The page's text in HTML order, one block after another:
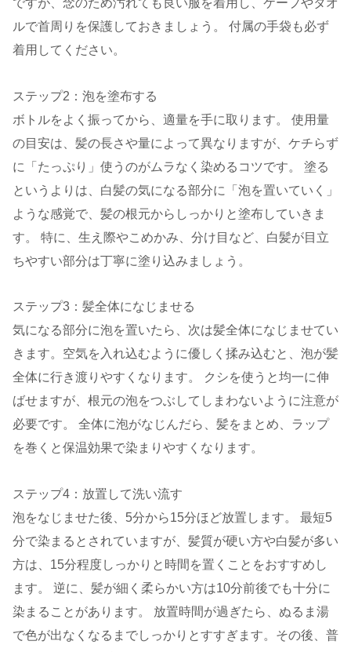
ルで首周りを保護しておきましょう。 付属の手袋も必ず
着用してください。
ステップ2：泡を塗布する
ボトルをよく振ってから、適量を手に取ります。 使用量
の目安は、髪の長さや量によって異なりますが、ケチらず
に「たっぷり」使うのがムラなく染めるコツです。 塗る
というよりは、白髪の気になる部分に「泡を置いていく」
ような感覚で、髪の根元からしっかりと塗布していきま
す。 特に、生え際やこめかみ、分け目など、白髪が目立
ちやすい部分は丁寧に塗り込みましょう。
ステップ3：髪全体になじませる
気になる部分に泡を置いたら、次は髪全体になじませてい
きます。空気を入れ込むように優しく揉み込むと、泡が髪
全体に行き渡りやすくなります。 クシを使うと均一に伸
ばせますが、根元の泡をつぶしてしまわないように注意が
必要です。 全体に泡がなじんだら、髪をまとめ、ラップ
を巻くと保温効果で染まりやすくなります。
ステップ4：放置して洗い流す
泡をなじませた後、5分から15分ほど放置します。 最短5
分で染まるとされていますが、髪質が硬い方や白髪が多い
方は、15分程度しっかりと時間を置くことをおすすめし
ます。 逆に、髪が細く柔らかい方は10分前後でも十分に
染まることがあります。 放置時間が過ぎたら、ぬるま湯
で色が出なくなるまでしっかりとすすぎます。その後、普